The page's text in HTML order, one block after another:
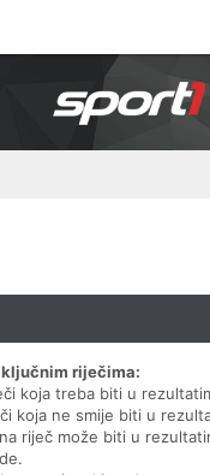
riječima:
koja treba biti u
koja ne smije biti u
riječ može biti u